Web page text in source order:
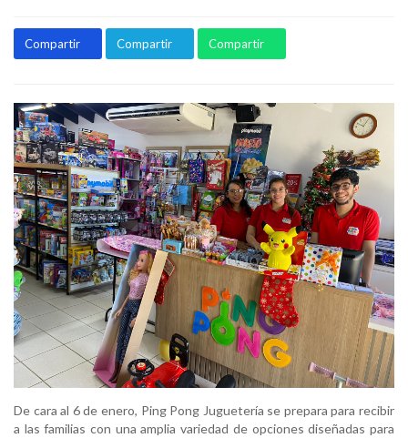
Compartir Compartir Compartir
De cara al 6 de enero, Ping Pong Juguetería se prepara para recibir
a las familias con una amplia variedad de opciones diseñadas para